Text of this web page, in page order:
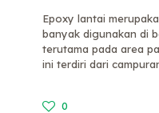
Epoxy lantai
banyak digunakan di
terutama pada area
ini terdiri dari
0